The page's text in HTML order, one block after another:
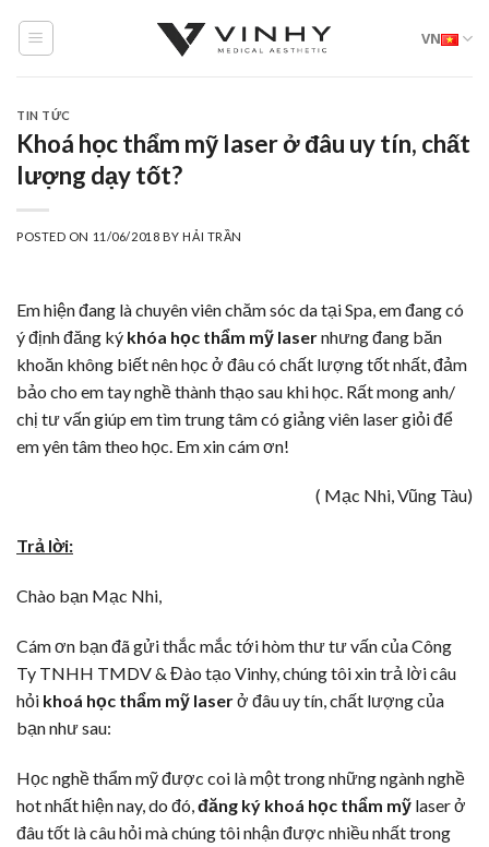
VN
TIN TỨC
Khoá học thẩm mỹ laser ở đâu uy tín, chất
lượng dạy tốt?
POSTED ON 11/06/2018 BYHẢI TRẦN
Em hiện đang là chuyên viên chăm sóc da tại Spa, em đang có
ý định đăng ký khóa học thẩm mỹ lasernhưng đang băn
khoăn không biết nên học ở đâu có chất lượng tốt nhất, đảm
bảo cho em tay nghề thành thạo sau khi học. Rất mong anh/
chị tư vấn giúp em tìm trung tâm có giảng viên laser giỏi để
em yên tâm theo học. Em xin cám ơn!
( Mạc Nhi, Vũng Tàu)
Trả lời:
Chào bạn Mạc Nhi,
Cám ơn bạn đã gửi thắc mắc tới hòm thư tư vấn của Công
Ty TNHH TMDV & Đào tạo Vinhy, chúng tôi xin trả lời câu
hỏi khoá học thẩm mỹ laserở đâu uy tín, chất lượng của
bạn như sau:
Học nghề thẩm mỹ được coi là một trong những ngành nghề
hot nhất hiện nay, do đó, đăng ký khoá học thẩm mỹ laser ở
đâu tốt là câu hỏi mà chúng tôi nhận được nhiều nhất trong